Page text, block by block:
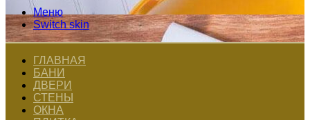
Меню
Switch skin
ГЛАВНАЯ
БАНИ
ДВЕРИ
СТЕНЫ
ОКНА